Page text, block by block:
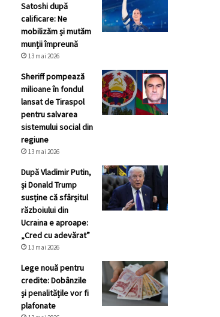
Satoshi după
calificare: Ne
mobilizăm și mutăm
munții împreună
13 mai 2026
Sheriff pompează
milioane în fondul
lansat de Tiraspol
pentru salvarea
sistemului social din
regiune
13 mai 2026
După Vladimir Putin,
și Donald Trump
susține că sfârșitul
războiului din
Ucraina e aproape:
„Cred cu adevărat”
13 mai 2026
Lege nouă pentru
credite: Dobânzile
și penalitățile vor fi
plafonate